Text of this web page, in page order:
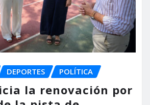
DEPORTES POLÍTICA
la renovación por